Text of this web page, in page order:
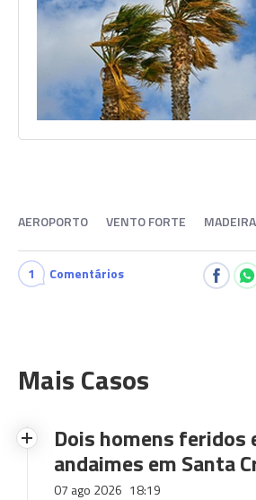
AEROPORTO VENTO FORTE MADEIRA
1 Comentários
Mais Casos
Dois homens feridos
andaimes em Santa
07 ago 2026 18:19